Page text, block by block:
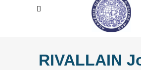
RIVALLAIN